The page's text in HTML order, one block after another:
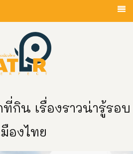
กิน เรื่องราวน่ารู้รอบ
มืองไทย